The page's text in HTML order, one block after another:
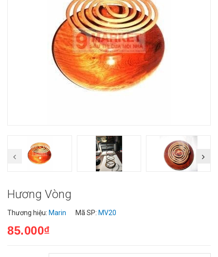
Hương Vòng
Thương hiệu: Marin Mã SP: MV20
85.000₫